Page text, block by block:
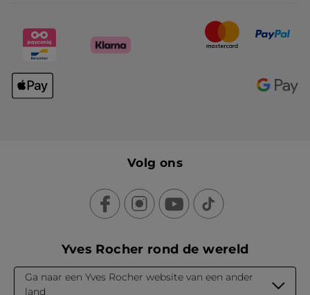
Volg ons
Yves Rocher rond de wereld
Ga naar een Yves Rocher website van een ander
land